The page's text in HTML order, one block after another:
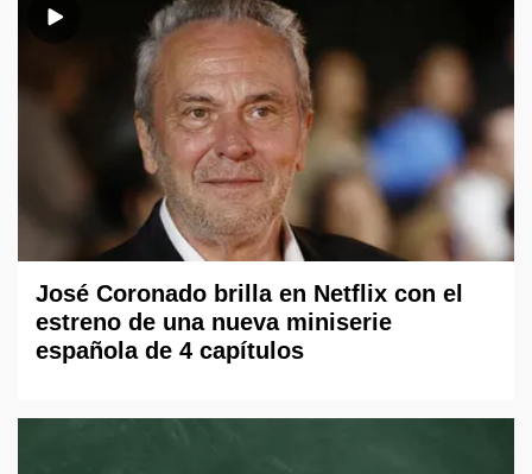
José Coronado brilla en Netflix con el
estreno de una nueva miniserie
española de 4 capítulos